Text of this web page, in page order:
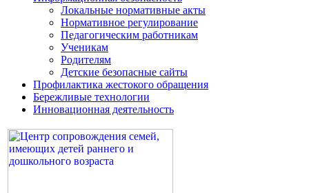
Локальные нормативные акты
Нормативное регулирование
Педагогическим работникам
Ученикам
Родителям
Детские безопасные сайты
Профилактика жестокого обращения
Бережливые технологии
Инновационная деятельность